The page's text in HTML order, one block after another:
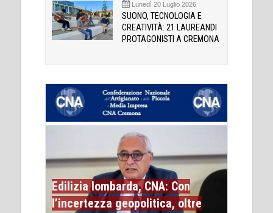
Lunedì 20 Luglio 2026
SUONO, TECNOLOGIA E
CREATIVITÀ: 21 LAUREANDI
PROTAGONISTI A CREMONA
Edilizia lombarda, CNA: Con
l’incertezza geopolitica, oltre